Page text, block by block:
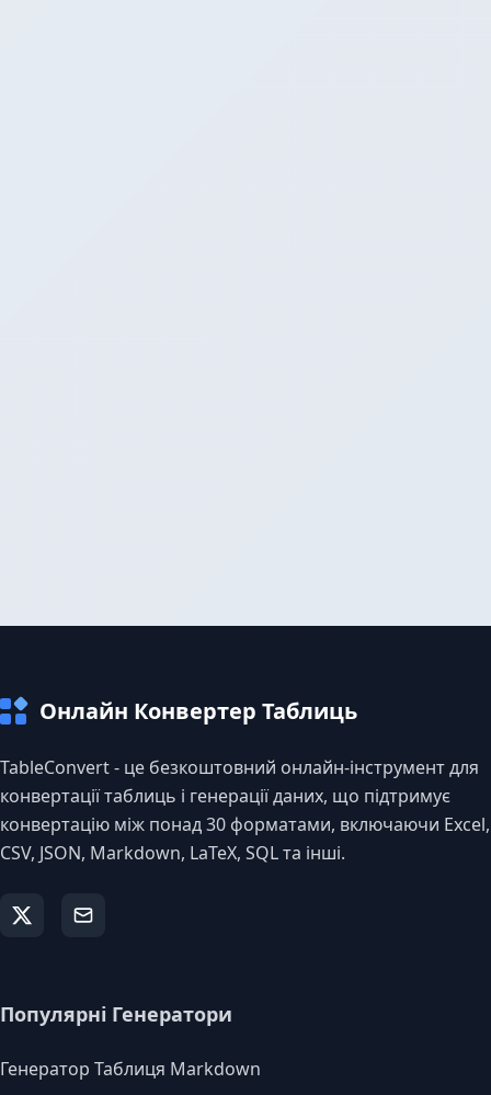
Онлайн Конвертер Таблиць
TableConvert - це безкоштовний онлайн-інструмент для
конвертації таблиць і генерації даних, що підтримує
конвертацію між понад 30 форматами, включаючи Excel,
CSV, JSON, Markdown, LaTeX, SQL та інші.
Популярні Генератори
Генератор Таблиця Markdown